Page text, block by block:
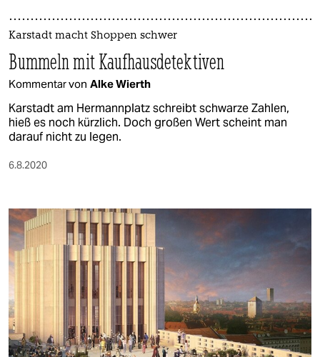
Karstadt macht Shoppen schwer
Bummeln mit Kaufhausdetektiven
Kommentar von Alke Wierth
Karstadt am Hermannplatz schreibt schwarze Zahlen,
hieß es noch kürzlich. Doch großen Wert scheint man
darauf nicht zu legen.
6.8.2020